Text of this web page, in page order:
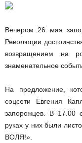
Вечером 26 мая
Революции
возвращением на
знаменательное
На предложение,
соцсети Евгения
запорожцев. В
руках у них были
ВОЛЯ!».